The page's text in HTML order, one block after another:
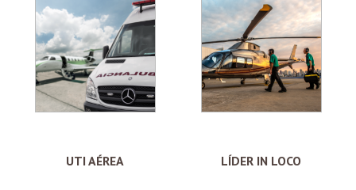
UTI AÉREA LÍDER IN LOCO